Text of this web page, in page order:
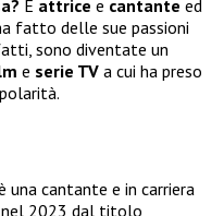
È attrice e cantante ed
fatto delle sue passioni
sono diventate un
e serie TV a cui ha preso
una cantante e in carriera
nel 2023 dal titolo